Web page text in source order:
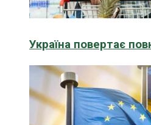
Україна повертає